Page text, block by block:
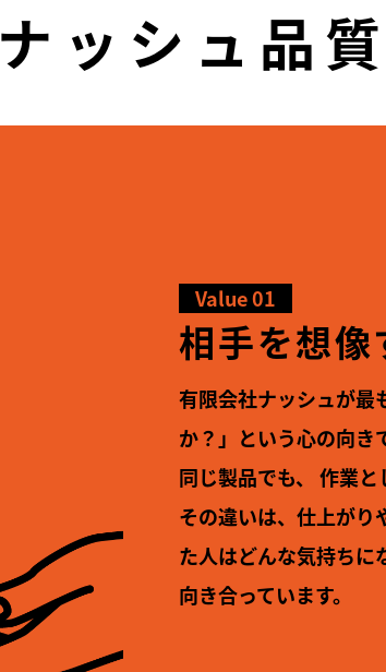
ナッシュ品質
Value 01
相手を想像
有限会社ナッシュが最
か？」という心の向き
同じ製品でも、
作業と
その違いは、仕上がり
た人はどんな気持ちに
向き合っています。